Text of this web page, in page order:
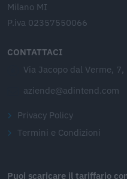
Milano MI
P.iva 02357550066
CONTATTACI
Via Jacopo dal Verme,
aziende@adintend.com
Privacy Policy
Termini e Condizioni
Puoi scaricare il tariffario